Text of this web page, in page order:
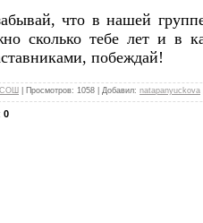
что в нашей
сколько тебе лет и в
побеждай!
Просмотров: 1058 Добавил: natapanyuckova
0